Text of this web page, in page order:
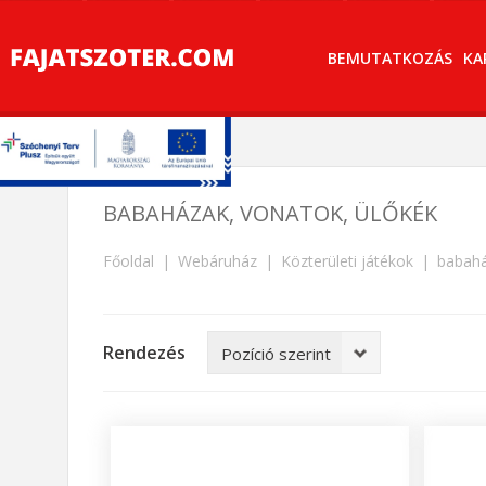
BEMUTATKOZÁS
BABAHÁZAK, VONATOK, ÜLŐKÉK
Főoldal Webáruház Közterületi játékok
Rendezés